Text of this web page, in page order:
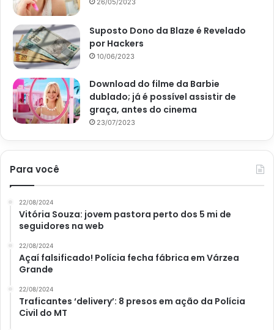
26/05/2023
Suposto Dono da Blaze é Revelado
por Hackers
10/06/2023
Download do filme da Barbie
dublado; já é possível assistir de
graça, antes do cinema
23/07/2023
Para você
22/08/2024
Vitória Souza: jovem pastora perto dos 5 mi de
seguidores na web
22/08/2024
Açaí falsificado! Polícia fecha fábrica em Várzea
Grande
22/08/2024
Traficantes ‘delivery’: 8 presos em ação da Polícia
Civil do MT